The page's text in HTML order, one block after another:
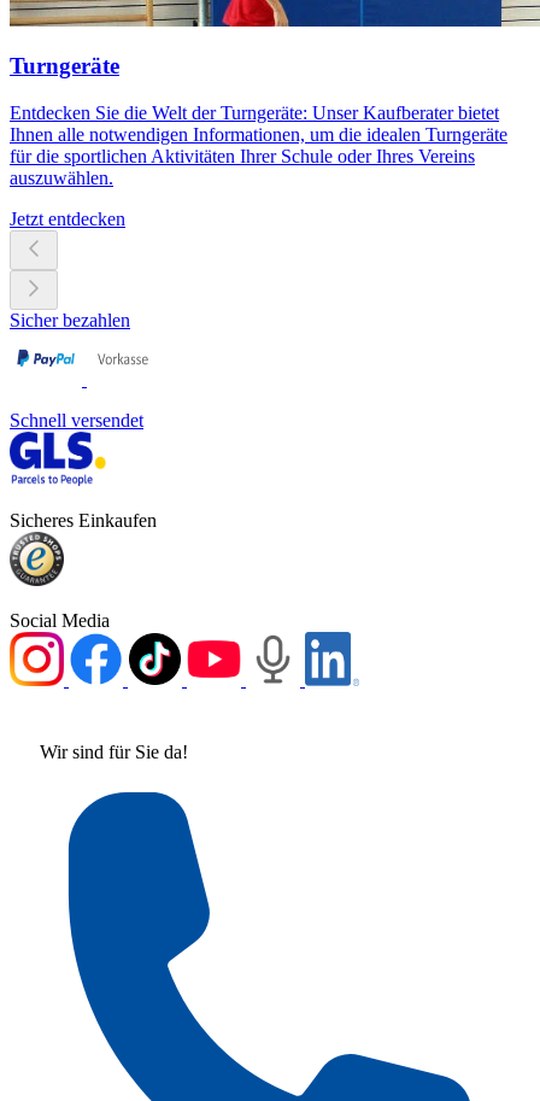
Turngeräte
Entdecken Sie die Welt der Turngeräte: Unser Kaufberater bietet
Ihnen alle notwendigen Informationen, um die idealen Turngeräte
für die sportlichen Aktivitäten Ihrer Schule oder Ihres Vereins
auszuwählen.
Jetzt entdecken
Sicher bezahlen
Schnell versendet
Sicheres Einkaufen
Social Media
Wir sind für Sie da!